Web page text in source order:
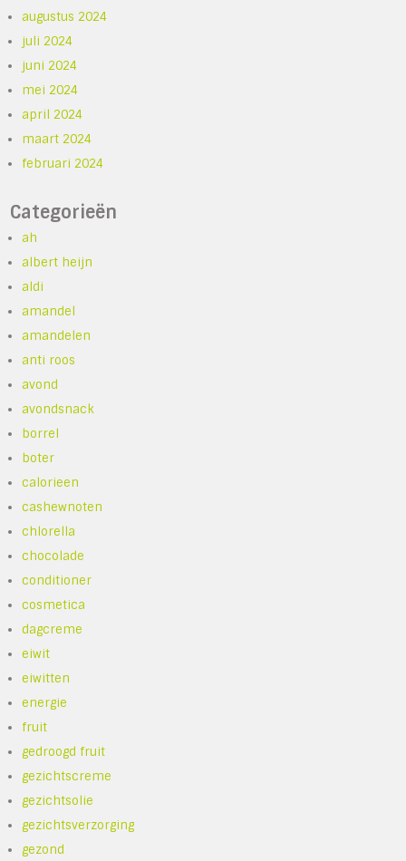
augustus 2024
juli 2024
juni 2024
mei 2024
april 2024
maart 2024
februari 2024
Categorieën
ah
albert heijn
aldi
amandel
amandelen
anti roos
avond
avondsnack
borrel
boter
calorieen
cashewnoten
chlorella
chocolade
conditioner
cosmetica
dagcreme
eiwit
eiwitten
energie
fruit
gedroogd fruit
gezichtscreme
gezichtsolie
gezichtsverzorging
gezond